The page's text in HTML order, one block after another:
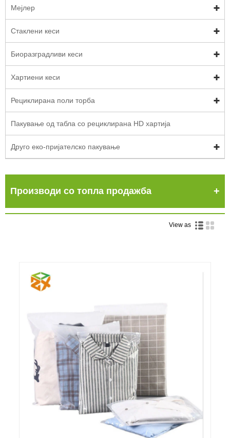
Мејлер
Стаклени кеси
Биоразградливи кеси
Хартиени кеси
Рециклирана поли торба
Пакување од табла со рециклирана HD хартија
Друго еко-пријателско пакување
Производи со топла продажба
View as